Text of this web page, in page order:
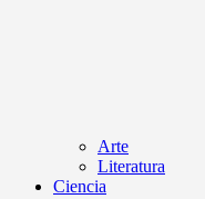
Arte
Literatura
Ciencia